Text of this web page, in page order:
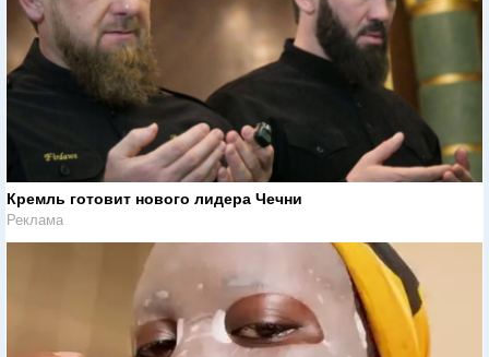
Кремль готовит нового лидера Чечни
Реклама